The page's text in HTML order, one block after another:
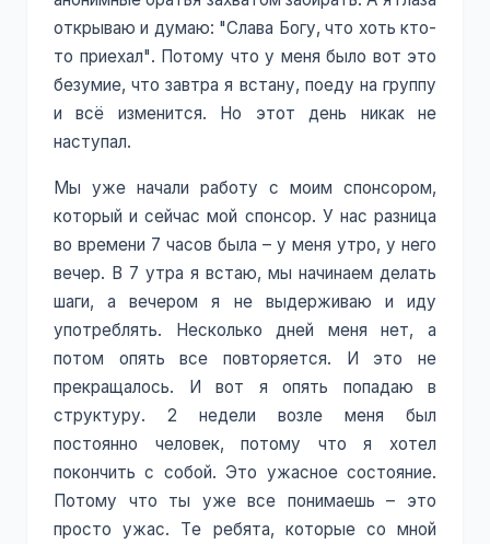
открываю и думаю: "Слава Богу, что хоть кто-
то приехал". Потому что у меня было вот это
безумие, что завтра я встану, поеду на группу
и всё изменится. Но этот день никак не
наступал.
Мы уже начали работу с моим спонсором,
который и сейчас мой спонсор. У нас разница
во времени 7 часов была – у меня утро, у него
вечер. В 7 утра я встаю, мы начинаем делать
шаги, а вечером я не выдерживаю и иду
употреблять. Несколько дней меня нет, а
потом опять все повторяется. И это не
прекращалось. И вот я опять попадаю в
структуру. 2 недели возле меня был
постоянно человек, потому что я хотел
покончить с собой. Это ужасное состояние.
Потому что ты уже все понимаешь – это
просто ужас. Те ребята, которые со мной